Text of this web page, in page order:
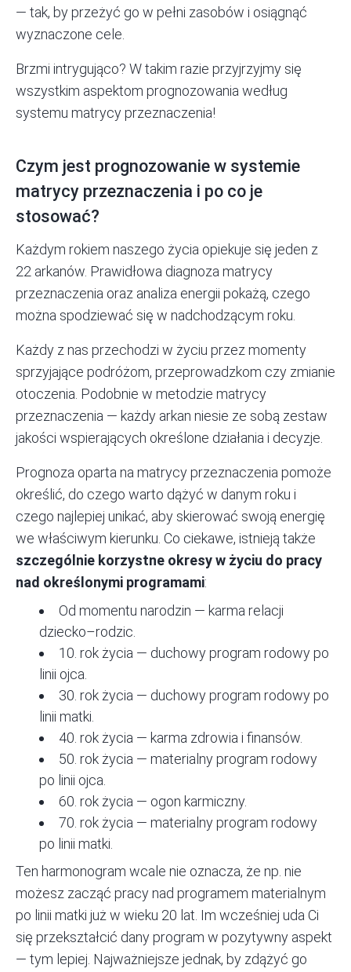
— tak, by przeżyć go w pełni zasobów i osiągnąć
wyznaczone cele.
Brzmi intrygująco? W takim razie przyjrzyjmy się
wszystkim aspektom prognozowania według
systemu matrycy przeznaczenia!
Czym jest prognozowanie w systemie
matrycy przeznaczenia i po co je
stosować?
Każdym rokiem naszego życia opiekuje się jeden z
22 arkanów. Prawidłowa diagnozamatrycy
przeznaczenia oraz analiza energii pokażą, czego
można spodziewać się w nadchodzącym roku.
Każdy z nas przechodzi w życiu przez momenty
sprzyjające podróżom, przeprowadzkom czy zmianie
otoczenia. Podobnie w metodzie matrycy
przeznaczenia — każdy arkan niesie ze sobą zestaw
jakości wspierających określone działania i decyzje.
Prognoza oparta na matrycy przeznaczenia pomoże
określić, do czego warto dążyć w danym roku i
czego najlepiej unikać, aby skierować swoją energię
we właściwym kierunku. Co ciekawe, istnieją także
szczególnie korzystne okresy w życiu do pracy
nad określonymi programami:
Od momentu narodzin — karma relacji
dziecko–rodzic.
10. rok życia — duchowy program rodowy po
linii ojca.
30. rok życia — duchowy program rodowy po
linii matki.
40. rok życia — karma zdrowia i finansów.
50. rok życia — materialny program rodowy
po linii ojca.
60. rok życia — ogon karmiczny.
70. rok życia — materialny program rodowy
po linii matki.
Ten harmonogram wcale nie oznacza, że np. nie
możesz zacząć pracy nad programem materialnym
po linii matki już w wieku 20 lat. Im wcześniej uda Ci
się przekształcić dany program w pozytywny aspekt
— tym lepiej. Najważniejsze jednak, by zdążyć go